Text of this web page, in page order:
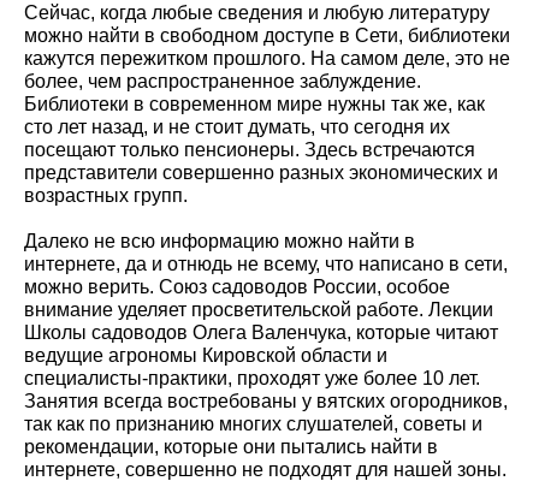
Сейчас, когда любые сведения и любую литературу
можно найти в свободном доступе в Сети, библиотеки
кажутся пережитком прошлого. На самом деле, это не
более, чем распространенное заблуждение.
Библиотеки в современном мире нужны так же, как
сто лет назад, и не стоит думать, что сегодня их
посещают только пенсионеры. Здесь встречаются
представители совершенно разных экономических и
возрастных групп.
Далеко не всю информацию можно найти в
интернете, да и отнюдь не всему, что написано в сети,
можно верить. Союз садоводов России, особое
внимание уделяет просветительской работе. Лекции
Школы садоводов Олега Валенчука, которые читают
ведущие агрономы Кировской области и
специалисты-практики, проходят уже более 10 лет.
Занятия всегда востребованы у вятских огородников,
так как по признанию многих слушателей, советы и
рекомендации, которые они пытались найти в
интернете, совершенно не подходят для нашей зоны.